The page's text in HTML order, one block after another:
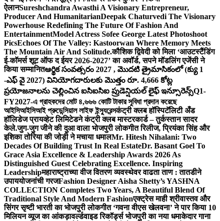
ऐलानSureshchandra Awasthi A Visionary Entrepreneur,
Producer And HumanitarianDeepak Chaturvedi The Visionary
Powerhouse Redefining The Future Of Fashion And
EntertainmentModel Actress Sofee George Latest Photoshoot
PicsEchoes Of The Valley: Kastoorwan Where Memory Meets
The Mountain Air And Solitude.कौशिक द्विवेदी को मिला ‘आउटस्टैंडिंग
ई-कॉमर्स शूट ऑफ द ईयर 2026-2027’ का अवॉर्ड, सपने मॉडलिंग एजेंसी ने
किया सम्मानितఆర్థిక సంవత్సరం 2027 , మొదటి త్రైమాసికంలో (క్యు 1
-ఎఫ్ వై 2027) వినియోగదారులకు మొత్తం రూ. 4,666 కోట్ల
ప్రయోజనాలను చెల్లించిన ఐసిఐసిఐ ప్రుడెన్షియల్ లైఫ్ ఇన్సూరెన్స్Q1-
FY2027-এ গ্রাহকদের মোট ৪,৬৬৬ কোটি টাকার সুবিধা প্রদান করেছে
আইসিআইসিআই প্রুডেন্সিয়াল লাইফ ইন্স্যুরেন্সकंट्री क्लब हॉस्पिटॅलिटी अँड
हॉलिडेज प्रायव्हेट लिमिटेडने कंट्री क्लब मास्टरकार्ड – तुर्कस्तान सादर
केले.जुग-जुग जीने की दुआ वाला भोजपुरी लोकगीत रिलीज, प्रियंका सिंह और
इशिका तोरिया की जोड़ी ने मचाया धमालMr. Hitesh Nihalani: Two
Decades Of Building Trust In Real EstateDr. Basant Goel To
Grace Asia Excellence & Leadership Awards 2026 As
Distinguished Guest Celebrating Excellence. Inspiring
Leadershipमहाराष्ट्राच्या वीज वितरण व्यवस्थेवर वाढता ताण : तातडीने
उपाययोजनांची गरजFashion Designer Aisha Shetty’s YASHNA
COLLECTION Completes Two Years, A Beautiful Blend Of
Traditional Style And Modern Fashionएक्ट्रेस माही श्रीवास्तव और
सिंगर सृष्टी भारती का भोजपुरी लोकगीत ‘गवना वीएस खेलवना’ ने पार किया 10
मिलियन व्यूज का आंकड़ावर्ल्डवाइड रिकॉर्ड्स भोजपुरी का नया धमाकेदार गाना